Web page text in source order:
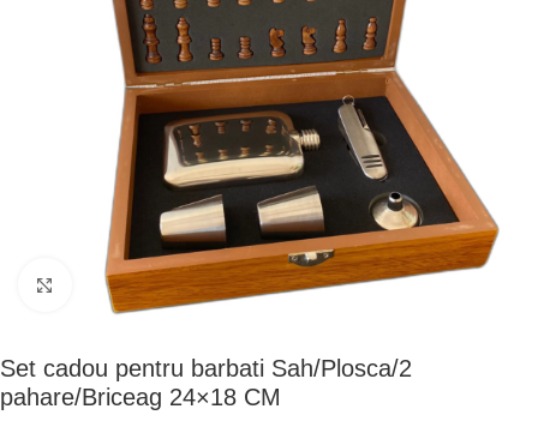
Click to enlarge
Set cadou pentru barbati Sah/Plosca/2
pahare/Briceag 24×18 CM